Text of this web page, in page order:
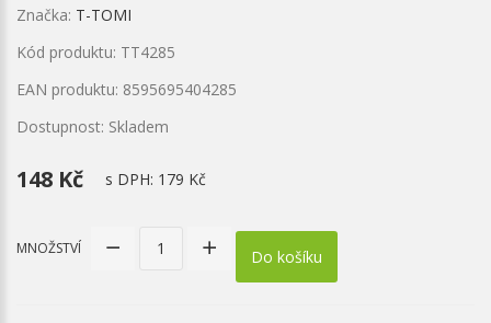
Značka: T-TOMI
Kód produktu: TT4285
EAN produktu: 8595695404285
Dostupnost: Skladem
148 Kč s DPH: 179 Kč
MNOŽSTVÍ Do košíku